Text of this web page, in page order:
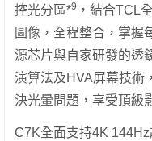
控光分區*9 ，結合TCL
圖像，全程整合，掌握
源芯片與自家研發的透
演算法及HVA屏幕技術
決光暈問題，享受頂級
C7K全面支持4K